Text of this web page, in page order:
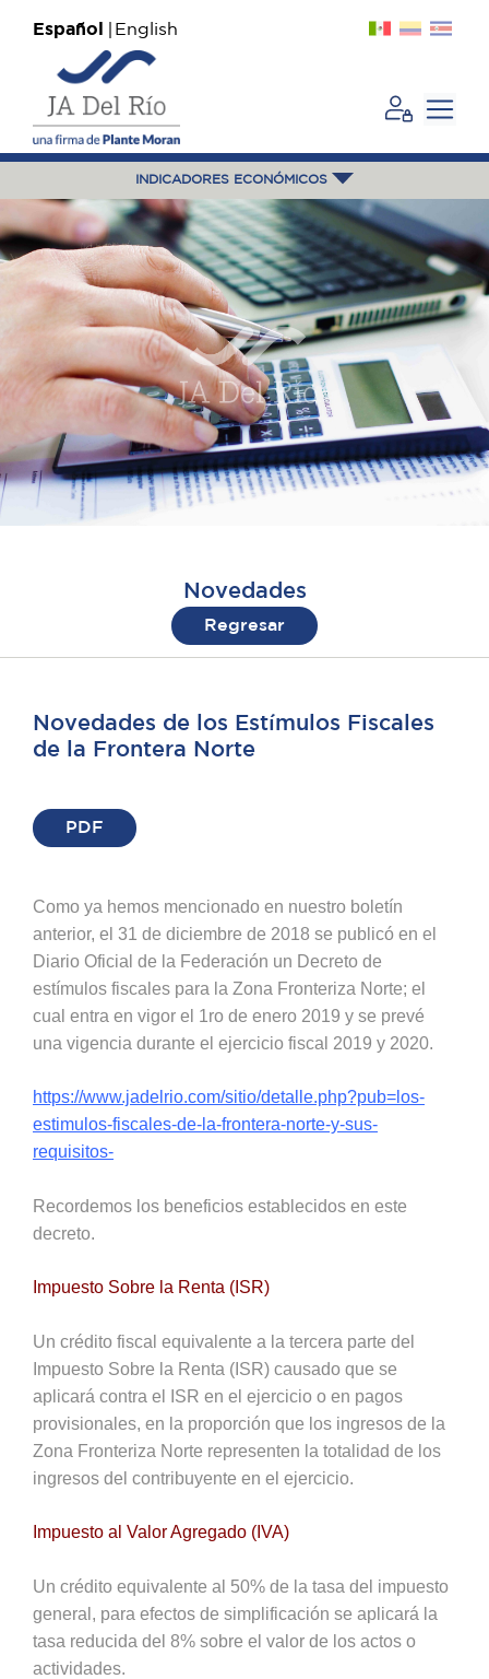
Español English
INDICADORES ECONÓMICOS
Novedades
Regresar
Novedades de los Estímulos Fiscales
de la Frontera Norte
PDF
Como ya hemos mencionado en nuestro boletín
anterior, el 31 de diciembre de 2018 se publicó en el
Diario Oficial de la Federación un Decreto de
estímulos fiscales para la Zona Fronteriza Norte; el
cual entra en vigor el 1ro de enero 2019 y se prevé
una vigencia durante el ejercicio fiscal 2019 y 2020.
https://www.jadelrio.com/sitio/detalle.php?pub=los-
estimulos-fiscales-de-la-frontera-norte-y-sus-
requisitos-
Recordemos los beneficios establecidos en este
decreto.
Impuesto Sobre la Renta (ISR)
Un crédito fiscal equivalente a la tercera parte del
Impuesto Sobre la Renta (ISR) causado que se
aplicará contra el ISR en el ejercicio o en pagos
provisionales, en la proporción que los ingresos de la
Zona Fronteriza Norte representen la totalidad de los
ingresos del contribuyente en el ejercicio.
Impuesto al Valor Agregado (IVA)
Un crédito equivalente al 50% de la tasa del impuesto
general, para efectos de simplificación se aplicará la
tasa reducida del 8% sobre el valor de los actos o
actividades.